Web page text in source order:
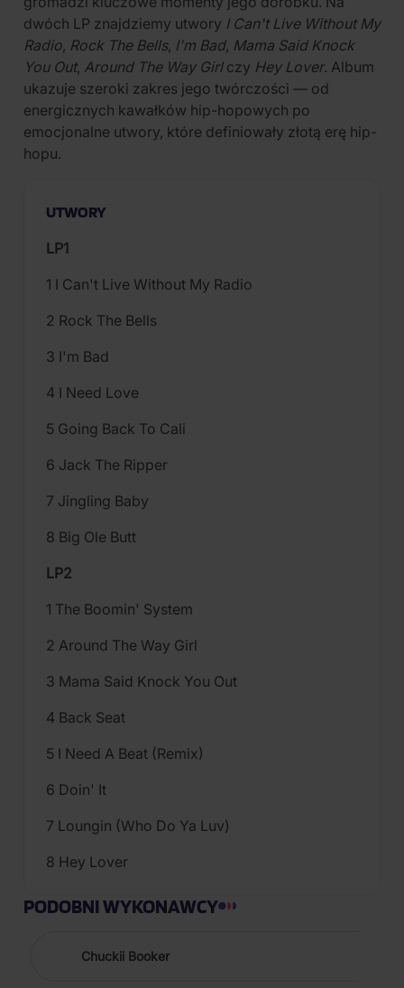
dwóch LP znajdziemy utwory I Can't Live Without My
Radio, Rock The Bells, I'm Bad, Mama Said Knock
You Out, Around The Way Girlczy Hey Lover. Album
ukazuje szeroki zakres jego twórczości — od
energicznych kawałków hip-hopowych po
emocjonalne utwory, które definiowały złotą erę hip-
hopu.
UTWORY
LP1
1 I Can't Live Without My Radio
2 Rock The Bells
3 I'm Bad
4 I Need Love
5 Going Back To Cali
6 Jack The Ripper
7 Jingling Baby
8 Big Ole Butt
LP2
1 The Boomin' System
2 Around The Way Girl
3 Mama Said Knock You Out
4 Back Seat
5 I Need A Beat (Remix)
6 Doin' It
7 Loungin (Who Do Ya Luv)
8 Hey Lover
PODOBNI WYKONAWCY
Chuckii Booker